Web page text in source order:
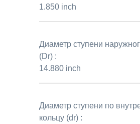
1.850 inch
Диаметр ступени
(Dr) :
14.880 inch
Диаметр ступени по
кольцу (dr) :